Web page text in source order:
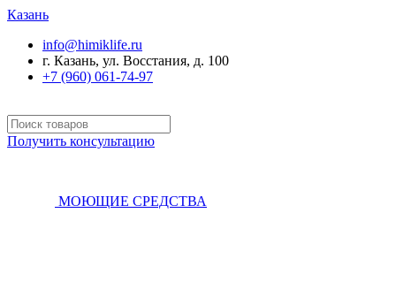
Казань
info@himiklife.ru
г. Казань, ул. Восстания, д. 100
+7 (960) 061-74-97
Получить консультацию
МОЮЩИЕ СРЕДСТВА